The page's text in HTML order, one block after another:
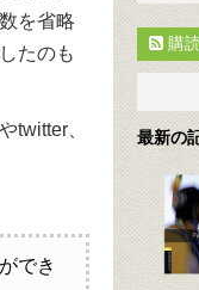
を省略
たのも
twitter、
でき
購
最新の